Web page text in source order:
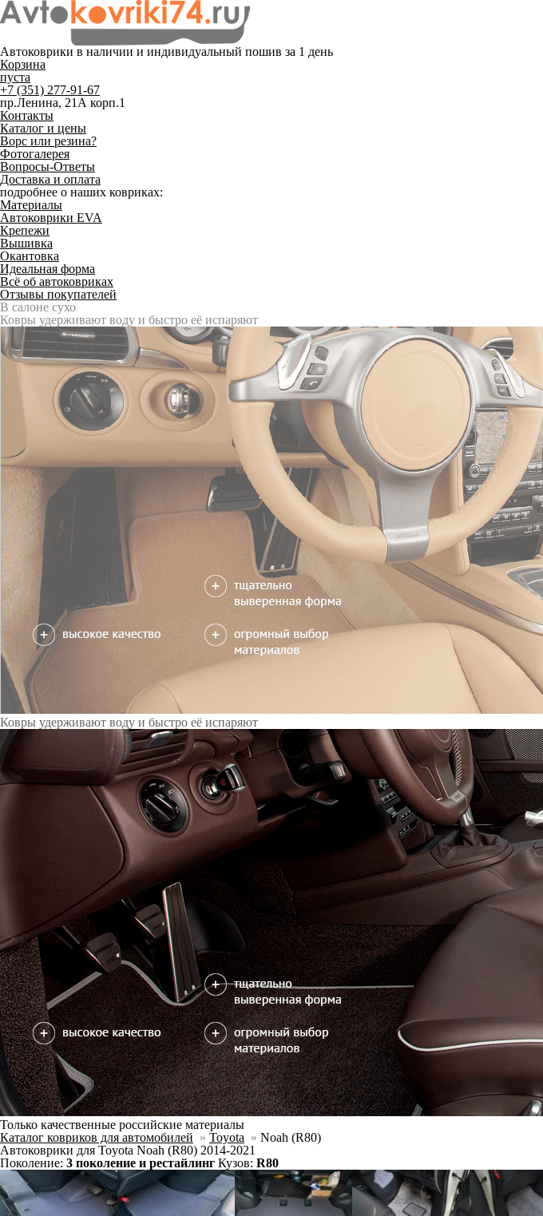
Автоковрики в наличии и индивидуальный пошив за 1 день
Корзина
пуста
+7 (351) 277-91-67
пр.Ленина, 21А корп.1
Контакты
Каталог и цены
Ворс или резина?
Фотогалерея
Вопросы-Ответы
Доставка и оплата
подробнее о наших ковриках:
Материалы
Автоковрики EVA
Крепежи
Вышивка
Окантовка
Идеальная форма
Всё об автоковриках
Отзывы покупателей
Служат до 10 лет
Только качественные российские материалы
Только качественные российские материалы
Каталог ковриков для автомобилей
» Toyota »
Noah (R80)
Автоковрики для Toyota Noah (R80) 2014-2021
Поколение:
3 поколение и рестайлинг Кузов: R80
EVA
Эконом Стандарт
Комплект ковров салона без багажника 6550 13750
В корзину
Фурнитура